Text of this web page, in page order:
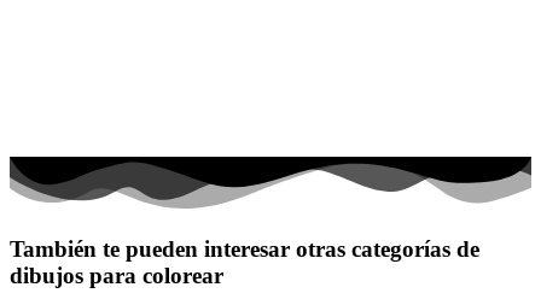
También te pueden interesar otras categorías de
dibujos para colorear